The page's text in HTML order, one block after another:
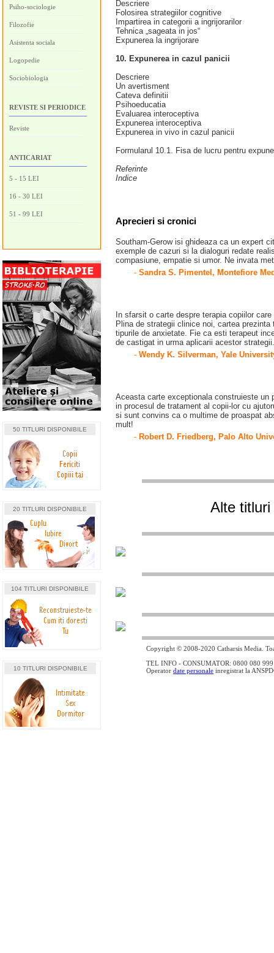
Psiho-sociologie
Filozofie
Asistenta sociala
Logopedie
Sociobiologia
REVISTE SI PERIODICE
Reviste
ANTICARIAT
5 - 15 LEI
16 - 30 LEI
51 - 99 LEI
50 TITLURI DISPONIBILE
20 TITLURI DISPONIBILE
104 TITLURI DISPONIBILE
10 TITLURI DISPONIBILE
Descriere
Folosirea strategiilor cognitive
Impartirea in categorii a ingrijorarilor
Tehnica „sageata in jos“
Expunerea la ingrijorare
10. Expunerea in cazul panicii
Descriere
Un avertisment
Cateva definitii
Psihoeducatia
Evaluarea interoceptiva
Expunerea interoceptiva
Expunerea in vivo in cazul panicii
Formularul 10.1. Fisa de lucru pentru
Referinte
Indice
Aprecieri si cronici
Southam-Gerow isi ghideaza ca un expert
exemple de cazuri si la dialoguri redate
compasiune, empatie si umor. Ne invata
- Sandra S. Pimentel, Montefiore
In sfarsit o carte despre terapia copiilor
Plina de strategii clinice noi, cartea
tipurile de anxietate. Fie ca esti terapeut
de castigat in urma aplicarii acestor strategii.
- Wendy K. Silverman, Yale
Aceasta carte exceptionala construieste
in procesul de tratament al copii-lor cu
si sunt convins ca o multime de proaspat
mult!
- Robert D. Friedberg, Palo Alto
Alte
Copyright © 2008-2020 Catharsis Media.
TEL INFO - CONSUMATOR: 0800 080
Operator date personale inregistrat la